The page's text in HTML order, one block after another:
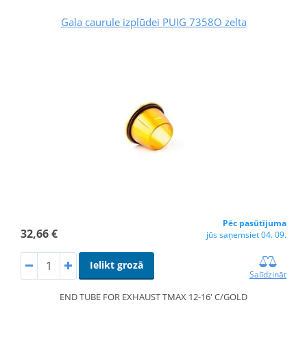
Gala caurule izplūdei PUIG 7358O zelta
32,66 €
Pēc pasūtījuma
jūs saņemsiet 04. 09.
Ielikt grozā
Salīdzināt
END TUBE FOR EXHAUST TMAX 12-16' C/GOLD